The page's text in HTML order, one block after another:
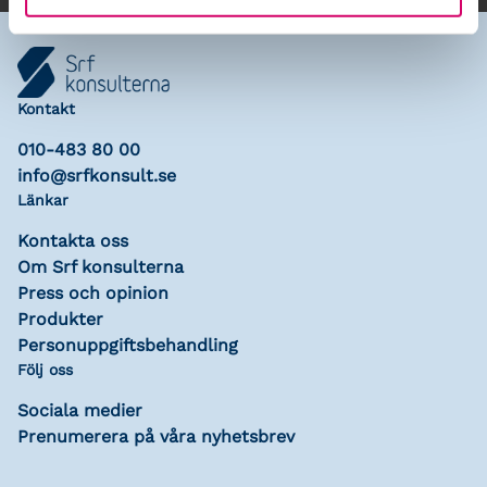
Kontakt
010-483 80 00
info@srfkonsult.se
Länkar
Kontakta oss
Om Srf konsulterna
Press och opinion
Produkter
Personuppgiftsbehandling
Följ oss
Sociala medier
Prenumerera på våra nyhetsbrev